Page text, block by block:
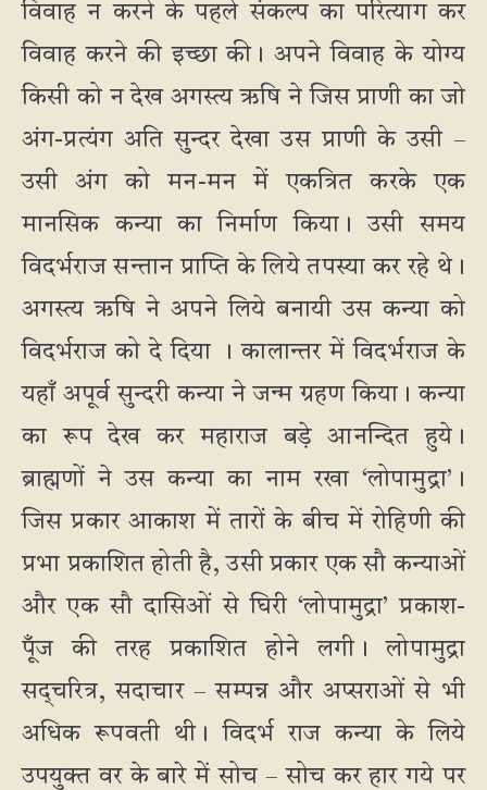
विवाह न करने के पहले संकल्प का परित्याग कर
विवाह करने की इच्छा की। अपने विवाह के योग्य
किसी को न देख अगस्त्य ऋषि ने जिस प्राणी का जो
अंग-प्रत्यंग अति सुन्दर देखा उस प्राणी के उसी –
उसी अंग को मन-मन में एकत्रित करके एक
मानसिक कन्या का निर्माण किया। उसी समय
विदर्भराज सन्तान प्राप्ति के लिये तपस्या कर रहे थे।
अगस्त्य ऋषि ने अपने लिये बनायी उस कन्या को
विदर्भराज को दे दिया । कालान्तर में विदर्भराज के
यहाँ अपूर्व सुन्दरी कन्या ने जन्म ग्रहण किया। कन्या
का रूप देख कर महाराज बड़े आनन्दित हुये।
ब्राह्मणों ने उस कन्या का नाम रखा ‘लोपामुद्रा’।
जिस प्रकार आकाश में तारों के बीच में रोहिणी की
प्रभा प्रकाशित होती है, उसी प्रकार एक सौ कन्याओं
और एक सौ दासिओं से घिरी ‘लोपामुद्रा’ प्रकाश-
पूँज की तरह प्रकाशित होने लगी। लोपामुद्रा
सद्चरित्र, सदाचार – सम्पन्न और अप्सराओं से भी
अधिक रूपवती थी। विदर्भ राज कन्या के लिये
उपयुक्त वर के बारे में सोच – सोच कर हार गये पर